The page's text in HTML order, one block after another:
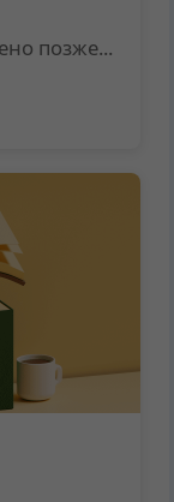
позже...